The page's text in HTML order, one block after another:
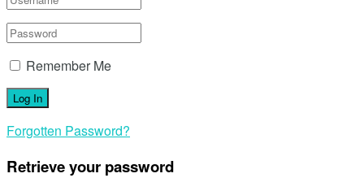
Remember Me
Forgotten Password?
Retrieve your password